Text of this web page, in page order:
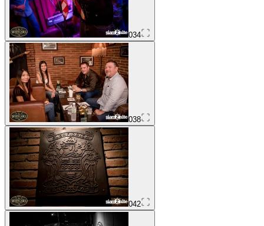
034
038
042